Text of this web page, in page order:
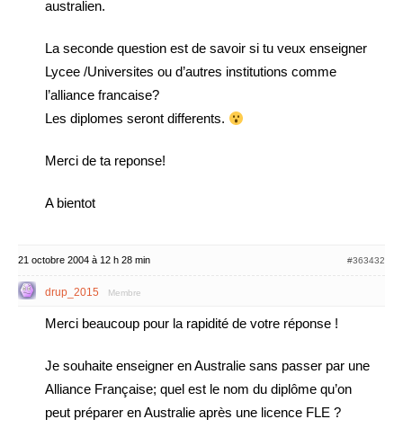
australien.
La seconde question est de savoir si tu veux enseigner
Lycee /Universites ou d’autres institutions comme
l’alliance francaise?
Les diplomes seront differents.
Merci de ta reponse!
A bientot
21 octobre 2004 à 12 h 28 min #363432
drup_2015 Membre
Merci beaucoup pour la rapidité de votre réponse !
Je souhaite enseigner en Australie sans passer par une
Alliance Française; quel est le nom du diplôme qu’on
peut préparer en Australie après une licence FLE ?